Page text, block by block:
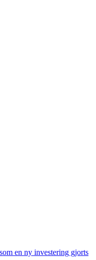
en ny investering gjorts